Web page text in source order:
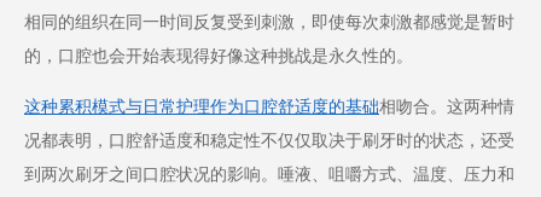
相同的组织在同一时间反复受到刺激，即使每次刺激都感觉是暂时
的，口腔也会开始表现得好像这种挑战是永久性的。
这种累积模式与日常护理作为口腔舒适度的基础相吻合。这两种情
况都表明，口腔舒适度和稳定性不仅仅取决于刷牙时的状态，还受
到两次刷牙之间口腔状况的影响。唾液、咀嚼方式、温度、压力和